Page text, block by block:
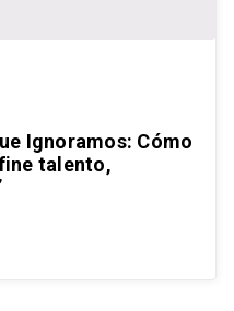
Ignoramos: Cómo
talento,